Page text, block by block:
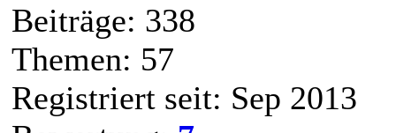
Beiträge: 338
Themen: 57
Registriert seit: Sep 2013